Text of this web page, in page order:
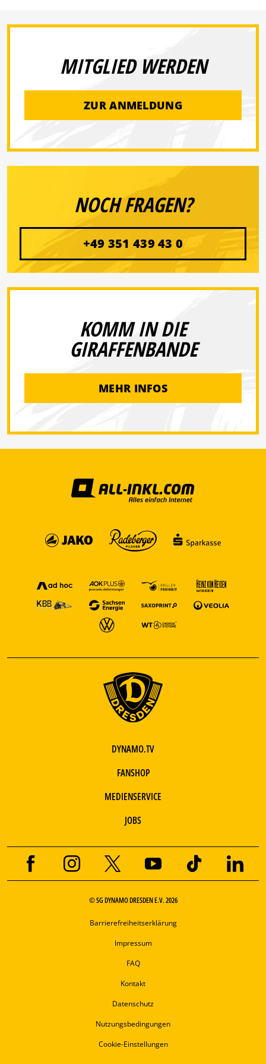
MITGLIED WERDEN
ZUR ANMELDUNG
NOCH FRAGEN?
+49 351 439 43 0
KOMM IN DIE
GIRAFFENBANDE
MEHR INFOS
DYNAMO.TV
FANSHOP
MEDIENSERVICE
JOBS
© SG DYNAMO DRESDEN E.V. 2026
Barrierefreiheitserklärung
Impressum
FAQ
Kontakt
Datenschutz
Nutzungsbedingungen
Cookie-Einstellungen